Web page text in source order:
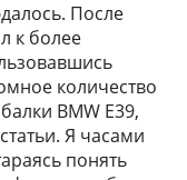
После
к более
количество
BMW E39,
Я часами
понять